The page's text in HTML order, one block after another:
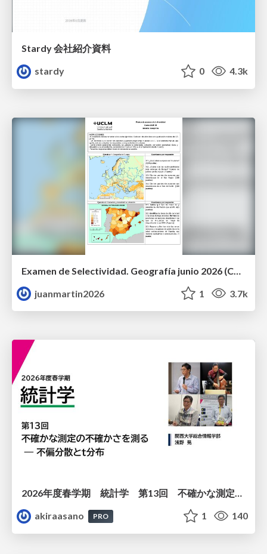
Stardy 会社紹介資料
stardy
0 4.3k
juanmartin2026
1 3.7k
2026年度春学期 統計学 第13回 不確かな測定の不確かさを測る ― 不偏分散とt分布 (2026. 6. 25)
akiraasano
PRO 1 140